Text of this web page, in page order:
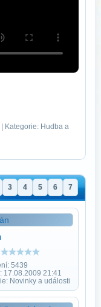
Kategorie: Hudba a
3 4 5 6 7
5439
17.08.2009 21:41
Novinky a události